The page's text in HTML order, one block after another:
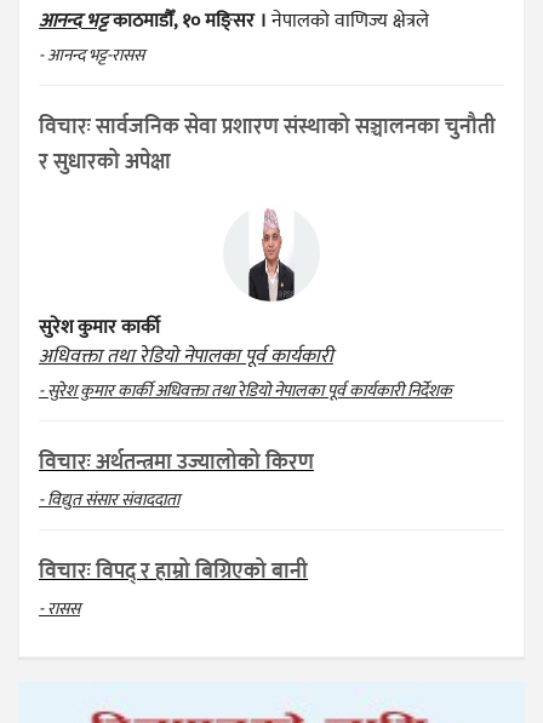
आनन्द भट्टकाठमाडौँ, १० मङ्सिर ।नेपालको वाणिज्य क्षेत्रले
- आनन्द भट्ट-रासस
विचारः सार्वजनिक सेवा प्रशारण संस्थाको सञ्चालनका चुनौती
र सुधारको अपेक्षा
सुरेश कुमार कार्की
अधिवक्ता तथा रेडियो नेपालका पूर्व कार्यकारी
- सुरेश कुमार कार्की अधिवक्ता तथा रेडियो नेपालका पूर्व कार्यकारी निर्देशक
विचारः अर्थतन्त्रमा उज्यालोको किरण
- विद्युत संसार संवाददाता
विचारः विपद् र हाम्रो बिग्रिएको बानी
- रासस